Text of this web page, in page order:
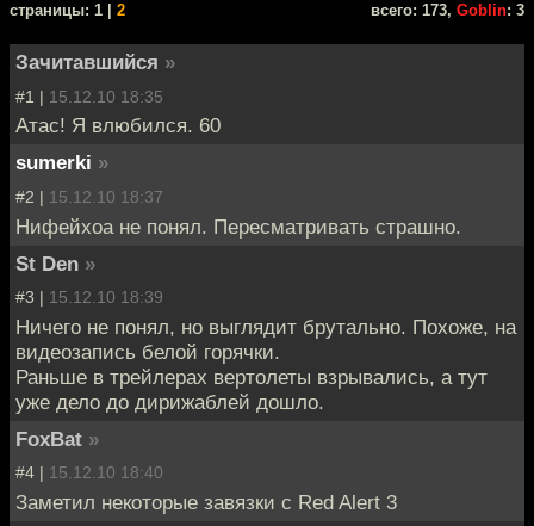
cтраницы: 1 | 2 всего: 173, Goblin: 3
Зачитавшийся »
#1 | 15.12.10 18:35
Атас! Я влюбился. 60
sumerki »
#2 | 15.12.10 18:37
Нифейхоа не понял. Пересматривать страшно.
St Den »
#3 | 15.12.10 18:39
Ничего не понял, но выглядит брутально. Похоже, на
видеозапись белой горячки.
Раньше в трейлерах вертолеты взрывались, а тут
уже дело до дирижаблей дошло.
FoxBat »
#4 | 15.12.10 18:40
Заметил некоторые завязки с Red Alert 3